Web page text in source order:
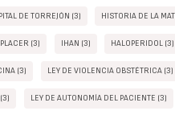
DE TORREJÓN (3) HISTORIA DE LA
(3) IHAN (3) HALOPERIDOL (3)
(3) LEY DE VIOLENCIA OBSTÉTRICA (3)
LEY DE AUTONOMÍA DEL PACIENTE (3)